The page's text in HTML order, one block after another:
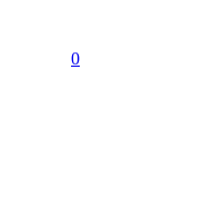
0